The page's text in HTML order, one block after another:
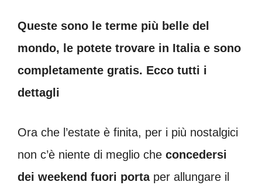
Queste sono le terme più belle del
mondo, le potete trovare in Italia e sono
completamente gratis. Ecco tutti i
dettagli
Ora che l’estate è finita, per i più nostalgici
non c’è niente di meglio che concedersi
dei weekend fuori portaper allungare il